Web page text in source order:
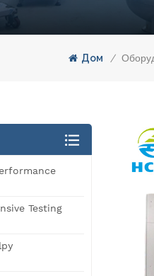
Дом /
Testing